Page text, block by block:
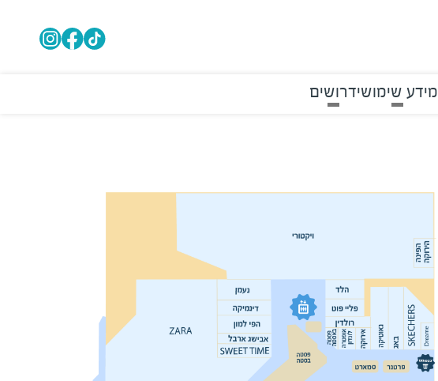
מידע שימושידרושים